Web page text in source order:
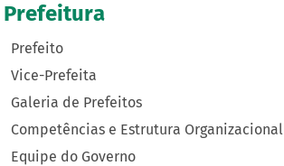
Prefeitura
Prefeito
Vice-Prefeita
Galeria de Prefeitos
Competências e Estrutura Organizacional
Equipe do Governo